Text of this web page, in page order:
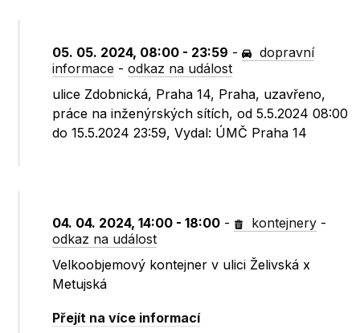
05. 05. 2024, 08:00 - 23:59 -
dopravní
informace -odkaz na událost
ulice Zdobnická, Praha 14, Praha, uzavřeno,
práce na inženýrských sítích, od 5.5.2024 08:00
do 15.5.2024 23:59, Vydal: ÚMČ Praha 14
04. 04. 2024, 14:00 - 18:00 - kontejnery -
odkaz na událost
Velkoobjemový kontejner v ulici Želivská x
Metujská
Přejít na více informací